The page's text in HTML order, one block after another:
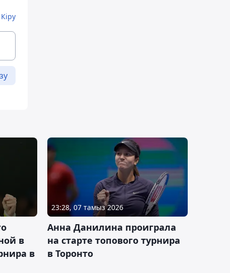
Кіру
в
в
23:28, 07 тамыз 2026
Анна Данилина проиграла
на старте топового турнира
в Торонто